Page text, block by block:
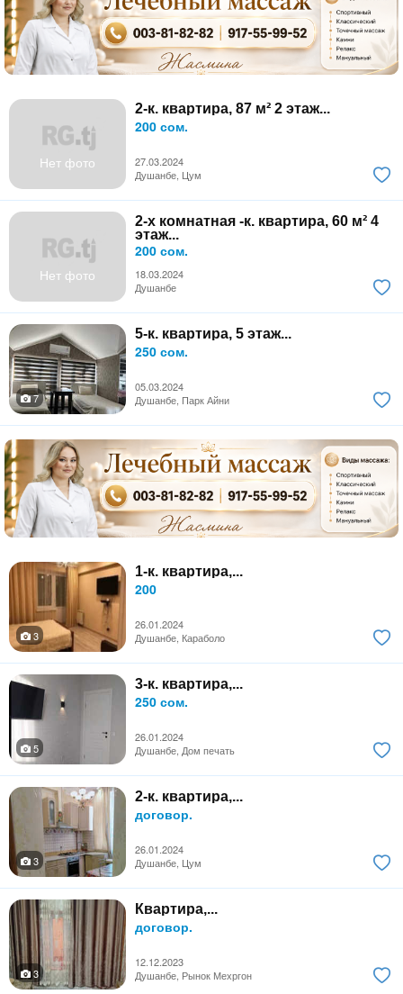
Нет фото
2-к. квартира, 87 м² 2 этаж...
200 сом.
27.03.2024
Душанбе, Цум
Нет фото
2-х комнатная -к. квартира, 60 м² 4
этаж...
200 сом.
18.03.2024
Душанбе
5-к. квартира, 5 этаж...
250 сом.
05.03.2024
7
Душанбе, Парк Айни
1-к. квартира,...
200
26.01.2024
3
Душанбе, Караболо
3-к. квартира,...
250 сом.
26.01.2024
5
Душанбе, Дом печать
2-к. квартира,...
договор.
26.01.2024
3
Душанбе, Цум
Квартира,...
договор.
12.12.2023
3
Душанбе, Рынок Мехргон